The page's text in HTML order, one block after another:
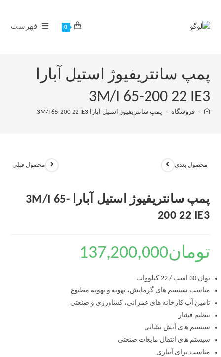
0 فهرست
پمپ سانتریفیوژ استیل آبارا
3M/I 65-200 22 IE3
> فروشگاه > پمپ سانتریفیوژ استیل آبارا 3M/I 65-200 22 IE3
محصول قبلی محصول بعدی
پمپ سانتریفیوژ استیل آبارا 3M/I 65-
200 22 IE3
تومان137,200,000
توان 30 اسب / 22 کیلووات
مناسب سیستم های گرمایش، تهویه و تهویه مطبوع
تامین آب کارخانه های عمرانی، کشاورزی و صنعتی
تنظیم فشار
سیستم های آتش نشانی
سیستم های انتقال مایعات صنعتی
مناسب برای آبیاری